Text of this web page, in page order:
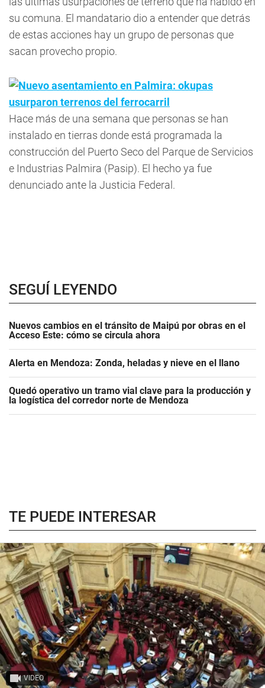
su comuna. El mandatario dio a entender que detrás
de estas acciones hay un grupo de personas que
sacan provecho propio.
Nuevo asentamiento en Palmira: okupas
usurparon terrenos del ferrocarril
Hace más de una semana que personas se han
instalado en tierras donde está programada la
construcción del Puerto Seco del Parque de Servicios
e Industrias Palmira (Pasip). El hecho ya fue
denunciado ante la Justicia Federal.
SEGUÍ LEYENDO
Nuevos cambios en el tránsito de Maipú por obras en el
Acceso Este: cómo se circula ahora
Alerta en Mendoza: Zonda, heladas y nieve en el llano
Quedó operativo un tramo vial clave para la producción y
la logística del corredor norte de Mendoza
TE PUEDE INTERESAR
VIDEO